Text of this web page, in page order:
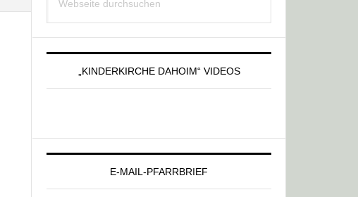
Sidebar
durchsuchen
„KINDERKIRCHE DAHOIM“ VIDEOS
E-MAIL-PFARRBRIEF